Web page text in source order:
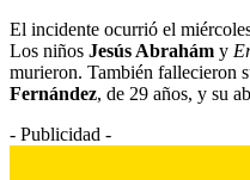
El incidente ocurrió el
Los niños Jesús Abrahám y
murieron. También fallecieron
Fernández, de 29 años, y su
- Publicidad -